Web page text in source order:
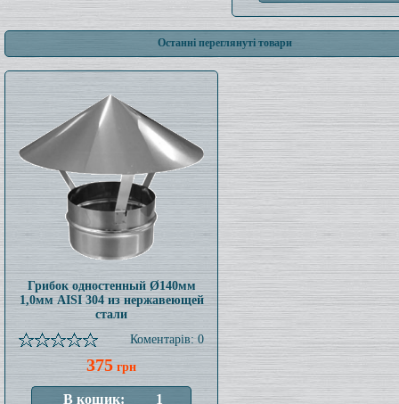
Останні переглянуті товари
Грибок одностенный Ø140мм
1,0мм AISI 304 из нержавеющей
стали
Коментарів: 0
375 грн